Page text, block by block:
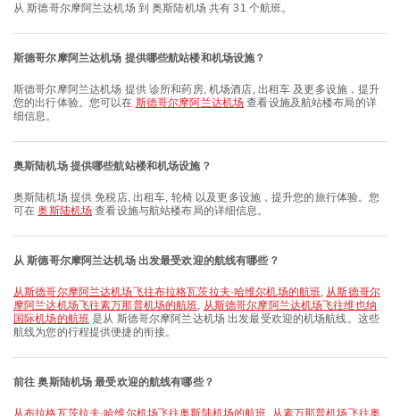
从 斯德哥尔摩阿兰达机场 到 奥斯陆机场 共有 31 个航班。
斯德哥尔摩阿兰达机场 提供哪些航站楼和机场设施？
斯德哥尔摩阿兰达机场 提供 诊所和药房, 机场酒店, 出租车 及更多设施，提升
您的出行体验。您可以在 斯德哥尔摩阿兰达机场 查看设施及航站楼布局的详
细信息。
奥斯陆机场 提供哪些航站楼和机场设施？
奥斯陆机场 提供 免税店, 出租车, 轮椅 以及更多设施，提升您的旅行体验。您
可在奥斯陆机场 查看设施与航站楼布局的详细信息。
从 斯德哥尔摩阿兰达机场 出发最受欢迎的航线有哪些？
从斯德哥尔摩阿兰达机场飞往布拉格瓦茨拉夫·哈维尔机场的航班, 从斯德哥尔
摩阿兰达机场飞往素万那普机场的航班, 从斯德哥尔摩阿兰达机场飞往维也纳
国际机场的航班是从 斯德哥尔摩阿兰达机场 出发最受欢迎的机场航线。这些
航线为您的行程提供便捷的衔接。
前往 奥斯陆机场 最受欢迎的航线有哪些？
从布拉格瓦茨拉夫·哈维尔机场飞往奥斯陆机场的航班, 从素万那普机场飞往奥